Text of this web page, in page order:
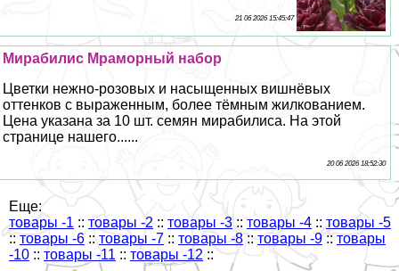
21 06 2026 15:45:47
Мирабилис Мраморный набор
Цветки нежно-розовых и насыщенных вишнёвых
оттенков с выраженным, более тёмным жилкованием.
Цена указана за 10 шт. семян мирабилиса. На этой
странице нашего......
20 06 2026 18:52:30
Еще:
товары -1 :: товары -2 :: товары -3 :: товары -4 :: товары -5
::товары -6 :: товары -7 :: товары -8:: товары -9:: товары
-10 :: товары -11 :: товары -12 ::